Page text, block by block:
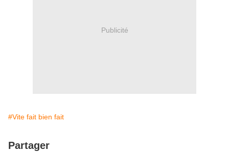
Publicité
#Vite fait bien fait
Partager